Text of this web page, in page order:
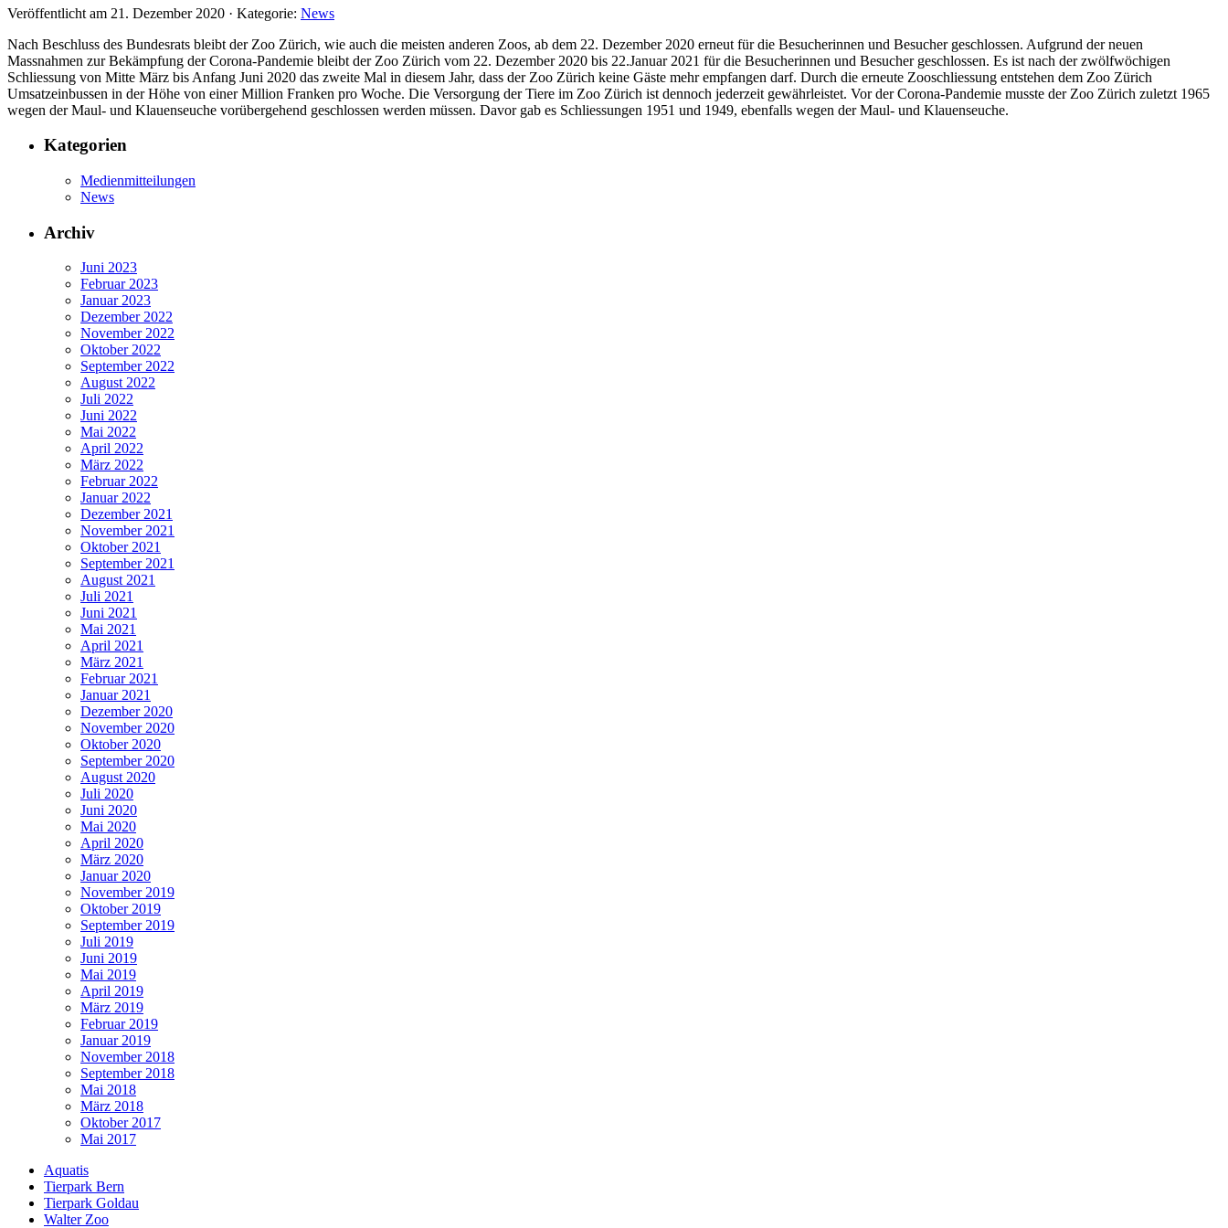
Veröffentlicht am 21. Dezember 2020 · Kategorie: News
Nach Beschluss des Bundesrats bleibt der Zoo Zürich, wie auch die meisten anderen Zoos, ab dem 22. Dezember 2020 erneut für die Besucherinnen und Besucher geschlossen. Aufgrund der neuen
Massnahmen zur Bekämpfung der Corona-Pandemie bleibt der Zoo Zürich vom 22. Dezember 2020 bis 22.Januar 2021 für die Besucherinnen und Besucher geschlossen. Es ist nach der zwölfwöchigen
Schliessung von Mitte März bis Anfang Juni 2020 das zweite Mal in diesem Jahr, dass der Zoo Zürich keine Gäste mehr empfangen darf. Durch die erneute Zooschliessung entstehen dem Zoo Zürich
Umsatzeinbussen in der Höhe von einer Million Franken pro Woche. Die Versorgung der Tiere im Zoo Zürich ist dennoch jederzeit gewährleistet. Vor der Corona-Pandemie musste der Zoo Zürich zuletzt 1965
wegen der Maul- und Klauenseuche vorübergehend geschlossen werden müssen. Davor gab es Schliessungen 1951 und 1949, ebenfalls wegen der Maul- und Klauenseuche.
Kategorien
Medienmitteilungen
News
Archiv
Juni 2023
Februar 2023
Januar 2023
Dezember 2022
November 2022
Oktober 2022
September 2022
August 2022
Juli 2022
Juni 2022
Mai 2022
April 2022
März 2022
Februar 2022
Januar 2022
Dezember 2021
November 2021
Oktober 2021
September 2021
August 2021
Juli 2021
Juni 2021
Mai 2021
April 2021
März 2021
Februar 2021
Januar 2021
Dezember 2020
November 2020
Oktober 2020
September 2020
August 2020
Juli 2020
Juni 2020
Mai 2020
April 2020
März 2020
Januar 2020
November 2019
Oktober 2019
September 2019
Juli 2019
Juni 2019
Mai 2019
April 2019
März 2019
Februar 2019
Januar 2019
November 2018
September 2018
Mai 2018
März 2018
Oktober 2017
Mai 2017
Aquatis
Tierpark Bern
Tierpark Goldau
Walter Zoo